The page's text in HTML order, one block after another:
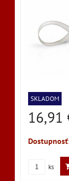
SKLADOM
16,91
ks